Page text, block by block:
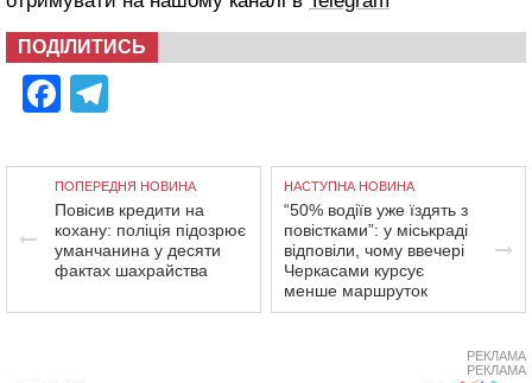
ПОДІЛИТИСЬ
Facebook
ПОПЕРЕДНЯ НОВИНА
Повісив кредити на
кохану: поліція підозрює
уманчанина у десяти
фактах шахрайства
НАСТУПНА НОВИНА
“50% водіїв уже їздять з
повістками”: у міськраді
відповіли, чому ввечері
Черкасами курсує
менше маршруток
РЕКЛАМА
РЕКЛАМА